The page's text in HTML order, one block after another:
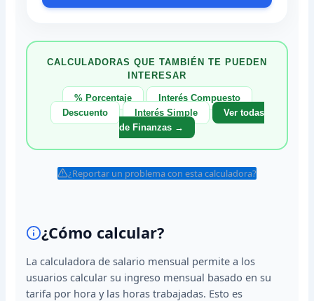
CALCULADORAS QUE TAMBIÉN TE PUEDEN
INTERESAR
% Porcentaje
Interés Compuesto
Descuento
Interés Simple
Ver todas
de Finanzas →
¿Reportar un problema con esta calculadora?
¿Cómo calcular?
La calculadora de salario mensual permite a los
usuarios calcular su ingreso mensual basado en su
tarifa por hora y las horas trabajadas. Esto es